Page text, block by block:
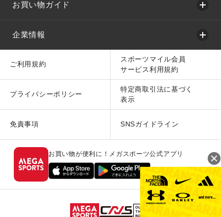
お買い物ガイド
企業情報
ご利用規約
スポーツマイル会員
サービス利用規約
プライバシーポリシー
特定商取引法に基づく
表示
免責事項 SNSガイドライン
お買い物が便利に！メガスポーツ公式アプリ